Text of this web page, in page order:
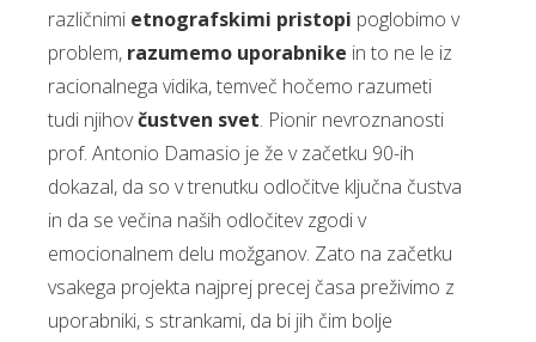
različnimi etnografskimi pristopi poglobimo v
problem, razumemo uporabnike in to ne le iz
racionalnega vidika, temveč hočemo razumeti
tudi njihovčustven svet. Pionir nevroznanosti
prof. Antonio Damasio je že v začetku 90-ih
dokazal, da so v trenutku odločitve ključna čustva
in da se večina naših odločitev zgodi v
emocionalnem delu možganov. Zato na začetku
vsakega projekta najprej precej časa preživimo z
uporabniki, s strankami, da bi jih čim bolje